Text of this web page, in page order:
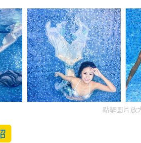
點擊圖片放